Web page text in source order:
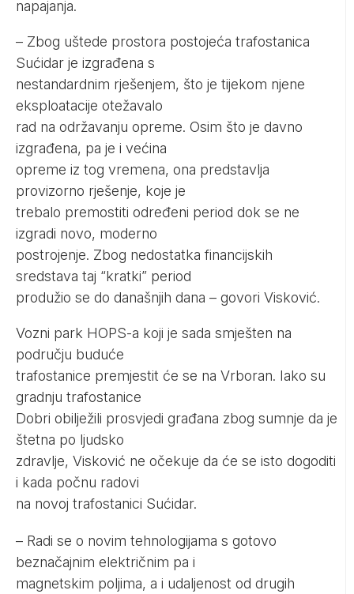
napajanja.
– Zbog uštede prostora postojeća trafostanica
Sućidar je izgrađena s
nestandardnim rješenjem, što je tijekom njene
eksploatacije otežavalo
rad na održavanju opreme. Osim što je davno
izgrađena, pa je i većina
opreme iz tog vremena, ona predstavlja
provizorno rješenje, koje je
trebalo premostiti određeni period dok se ne
izgradi novo, moderno
postrojenje. Zbog nedostatka financijskih
sredstava taj “kratki” period
produžio se do današnjih dana – govori Visković.
Vozni park HOPS-a koji je sada smješten na
području buduće
trafostanice premjestit će se na Vrboran. Iako su
gradnju trafostanice
Dobri obilježili prosvjedi građana zbog sumnje da je
štetna po ljudsko
zdravlje, Visković ne očekuje da će se isto dogoditi
i kada počnu radovi
na novoj trafostanici Sućidar.
– Radi se o novim tehnologijama s gotovo
beznačajnim električnim pa i
magnetskim poljima, a i udaljenost od drugih